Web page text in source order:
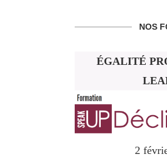
NOS
ÉGALITÉ
2